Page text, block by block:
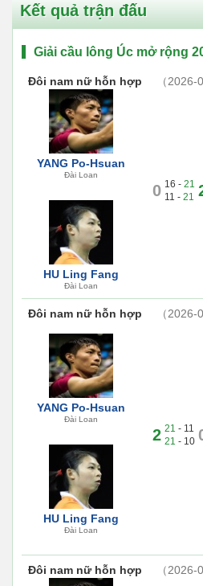
Kết quả trận đấu
Giải cầu lông Úc mở rộng
Đôi nam nữ hỗn hợp （2026-
YANG Po-Hsuan
Đài Loan
HU Ling Fang
Đài Loan
0 16 - 21
11 -21
Đôi nam nữ hỗn hợp （2026-
YANG Po-Hsuan
Đài Loan
HU Ling Fang
Đài Loan
2 21 - 11
21 - 10
Đôi nam nữ hỗn hợp （2026-